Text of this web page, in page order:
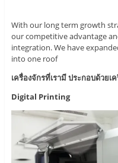
With our long term growth
our competitive advantage
integration. We have
into one roof
เครื่องจักรที่เรามี ประกอบด้วยเ
Digital Printing